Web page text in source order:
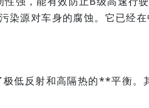
染源对车身的腐蚀。它已经在
低反射和高隔热的**平衡。